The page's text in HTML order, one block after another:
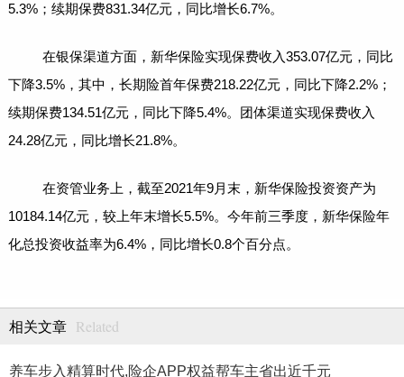
5.3%；续期保费831.34亿元，同比增长6.7%。
在银保渠道方面，新华保险实现保费收入353.07亿元，同比
下降3.5%，其中，长期险首年保费218.22亿元，同比下降2.2%；
续期保费134.51亿元，同比下降5.4%。团体渠道实现保费收入
24.28亿元，同比增长21.8%。
在资管业务上，截至2021年9月末，新华保险投资资产为
10184.14亿元，较上年末增长5.5%。今年前三季度，新华保险年
化总投资收益率为6.4%，同比增长0.8个百分点。
相关文章 Related
养车步入精算时代,险企APP权益帮车主省出近千元